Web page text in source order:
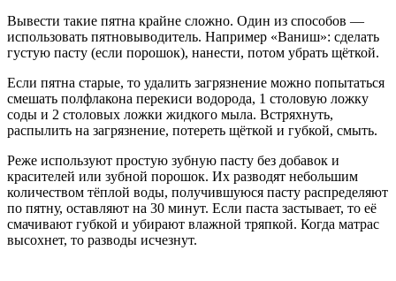
Вывести такие пятна крайне сложно. Один из способов —
использовать пятновыводитель. Например «Ваниш»: сделать
густую пасту (если порошок), нанести, потом убрать щёткой.
Если пятна старые, то удалить загрязнение можно попытаться
смешать полфлакона перекиси водорода, 1 столовую ложку
соды и 2 столовых ложки жидкого мыла. Встряхнуть,
распылить на загрязнение, потереть щёткой и губкой, смыть.
Реже используют простую зубную пасту без добавок и
красителей или зубной порошок. Их разводят небольшим
количеством тёплой воды, получившуюся пасту распределяют
по пятну, оставляют на 30 минут. Если паста застывает, то её
смачивают губкой и убирают влажной тряпкой. Когда матрас
высохнет, то разводы исчезнут.